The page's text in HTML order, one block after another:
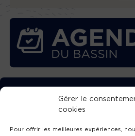
Gérer le
cookies
Pour offrir les meilleures expériences,
TÉLÉCHARGEZ
L’APPLICATION